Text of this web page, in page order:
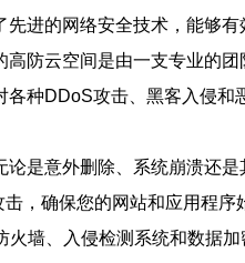
进的网络安全技术，能够有
防云空间是由一支专业的
种DDoS攻击、黑客入侵
是意外删除、系统崩溃还
，确保您的网站和应用程序
墙、入侵检测系统和数据